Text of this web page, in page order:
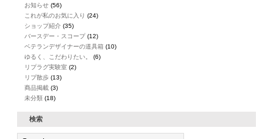
お知らせ (56)
これが私のお気に入り (24)
ショップ紹介 (35)
バースデー・スコープ(12)
ベテランデザイナーの道具箱 (10)
ゆるく、こだわりたい。
(6)
リプラグ実験室 (2)
リプ散歩 (13)
商品掲載 (3)
未分類 (18)
検索